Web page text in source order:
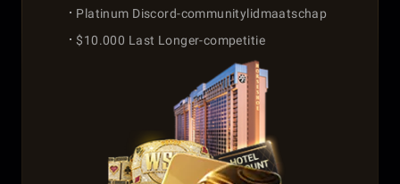
Platinum Discord-communitylidmaatschap
$10.000 Last Longer-competitie